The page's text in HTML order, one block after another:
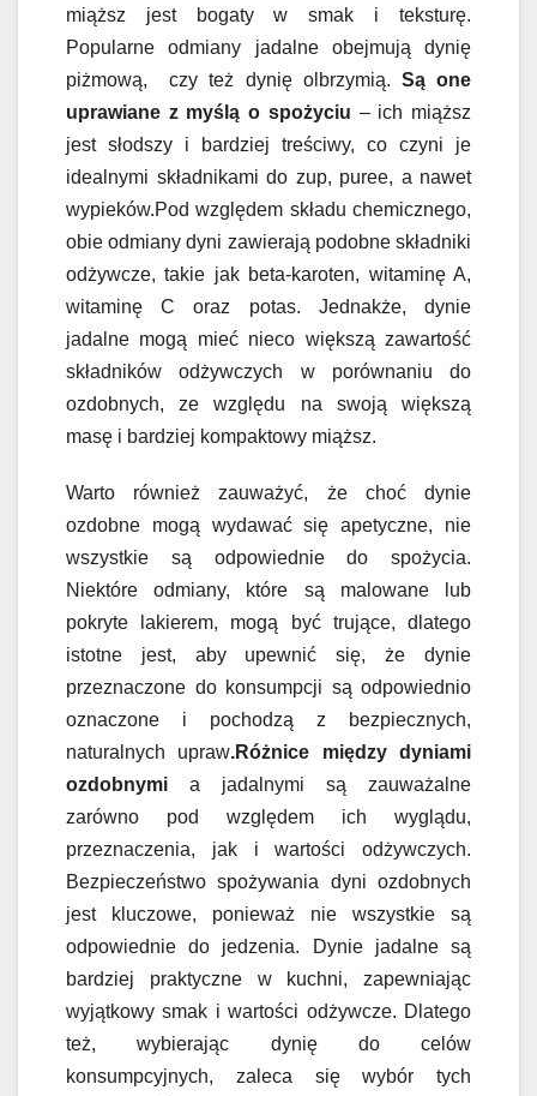
miąższ jest bogaty w smak i teksturę.
Popularne odmiany jadalne obejmują dynię
piżmową, czy też dynię olbrzymią. Są one
uprawiane z myślą o spożyciu – ich miąższ
jest słodszy i bardziej treściwy, co czyni je
idealnymi składnikami do zup, puree, a nawet
wypieków.Pod względem składu chemicznego,
obie odmiany dyni zawierają podobne składniki
odżywcze, takie jak beta-karoten, witaminę A,
witaminę C oraz potas. Jednakże, dynie
jadalne mogą mieć nieco większą zawartość
składników odżywczych w porównaniu do
ozdobnych, ze względu na swoją większą
masę i bardziej kompaktowy miąższ.
Warto również zauważyć, że choć dynie
ozdobne mogą wydawać się apetyczne, nie
wszystkie są odpowiednie do spożycia.
Niektóre odmiany, które są malowane lub
pokryte lakierem, mogą być trujące, dlatego
istotne jest, aby upewnić się, że dynie
przeznaczone do konsumpcji są odpowiednio
oznaczone i pochodzą z bezpiecznych,
naturalnych upraw.Różnice między dyniami
ozdobnymi a jadalnymi są zauważalne
zarówno pod względem ich wyglądu,
przeznaczenia, jak i wartości odżywczych.
Bezpieczeństwo spożywania dyni ozdobnych
jest kluczowe, ponieważ nie wszystkie są
odpowiednie do jedzenia. Dynie jadalne są
bardziej praktyczne w kuchni, zapewniając
wyjątkowy smak i wartości odżywcze. Dlatego
też, wybierając dynię do celów
konsumpcyjnych, zaleca się wybór tych